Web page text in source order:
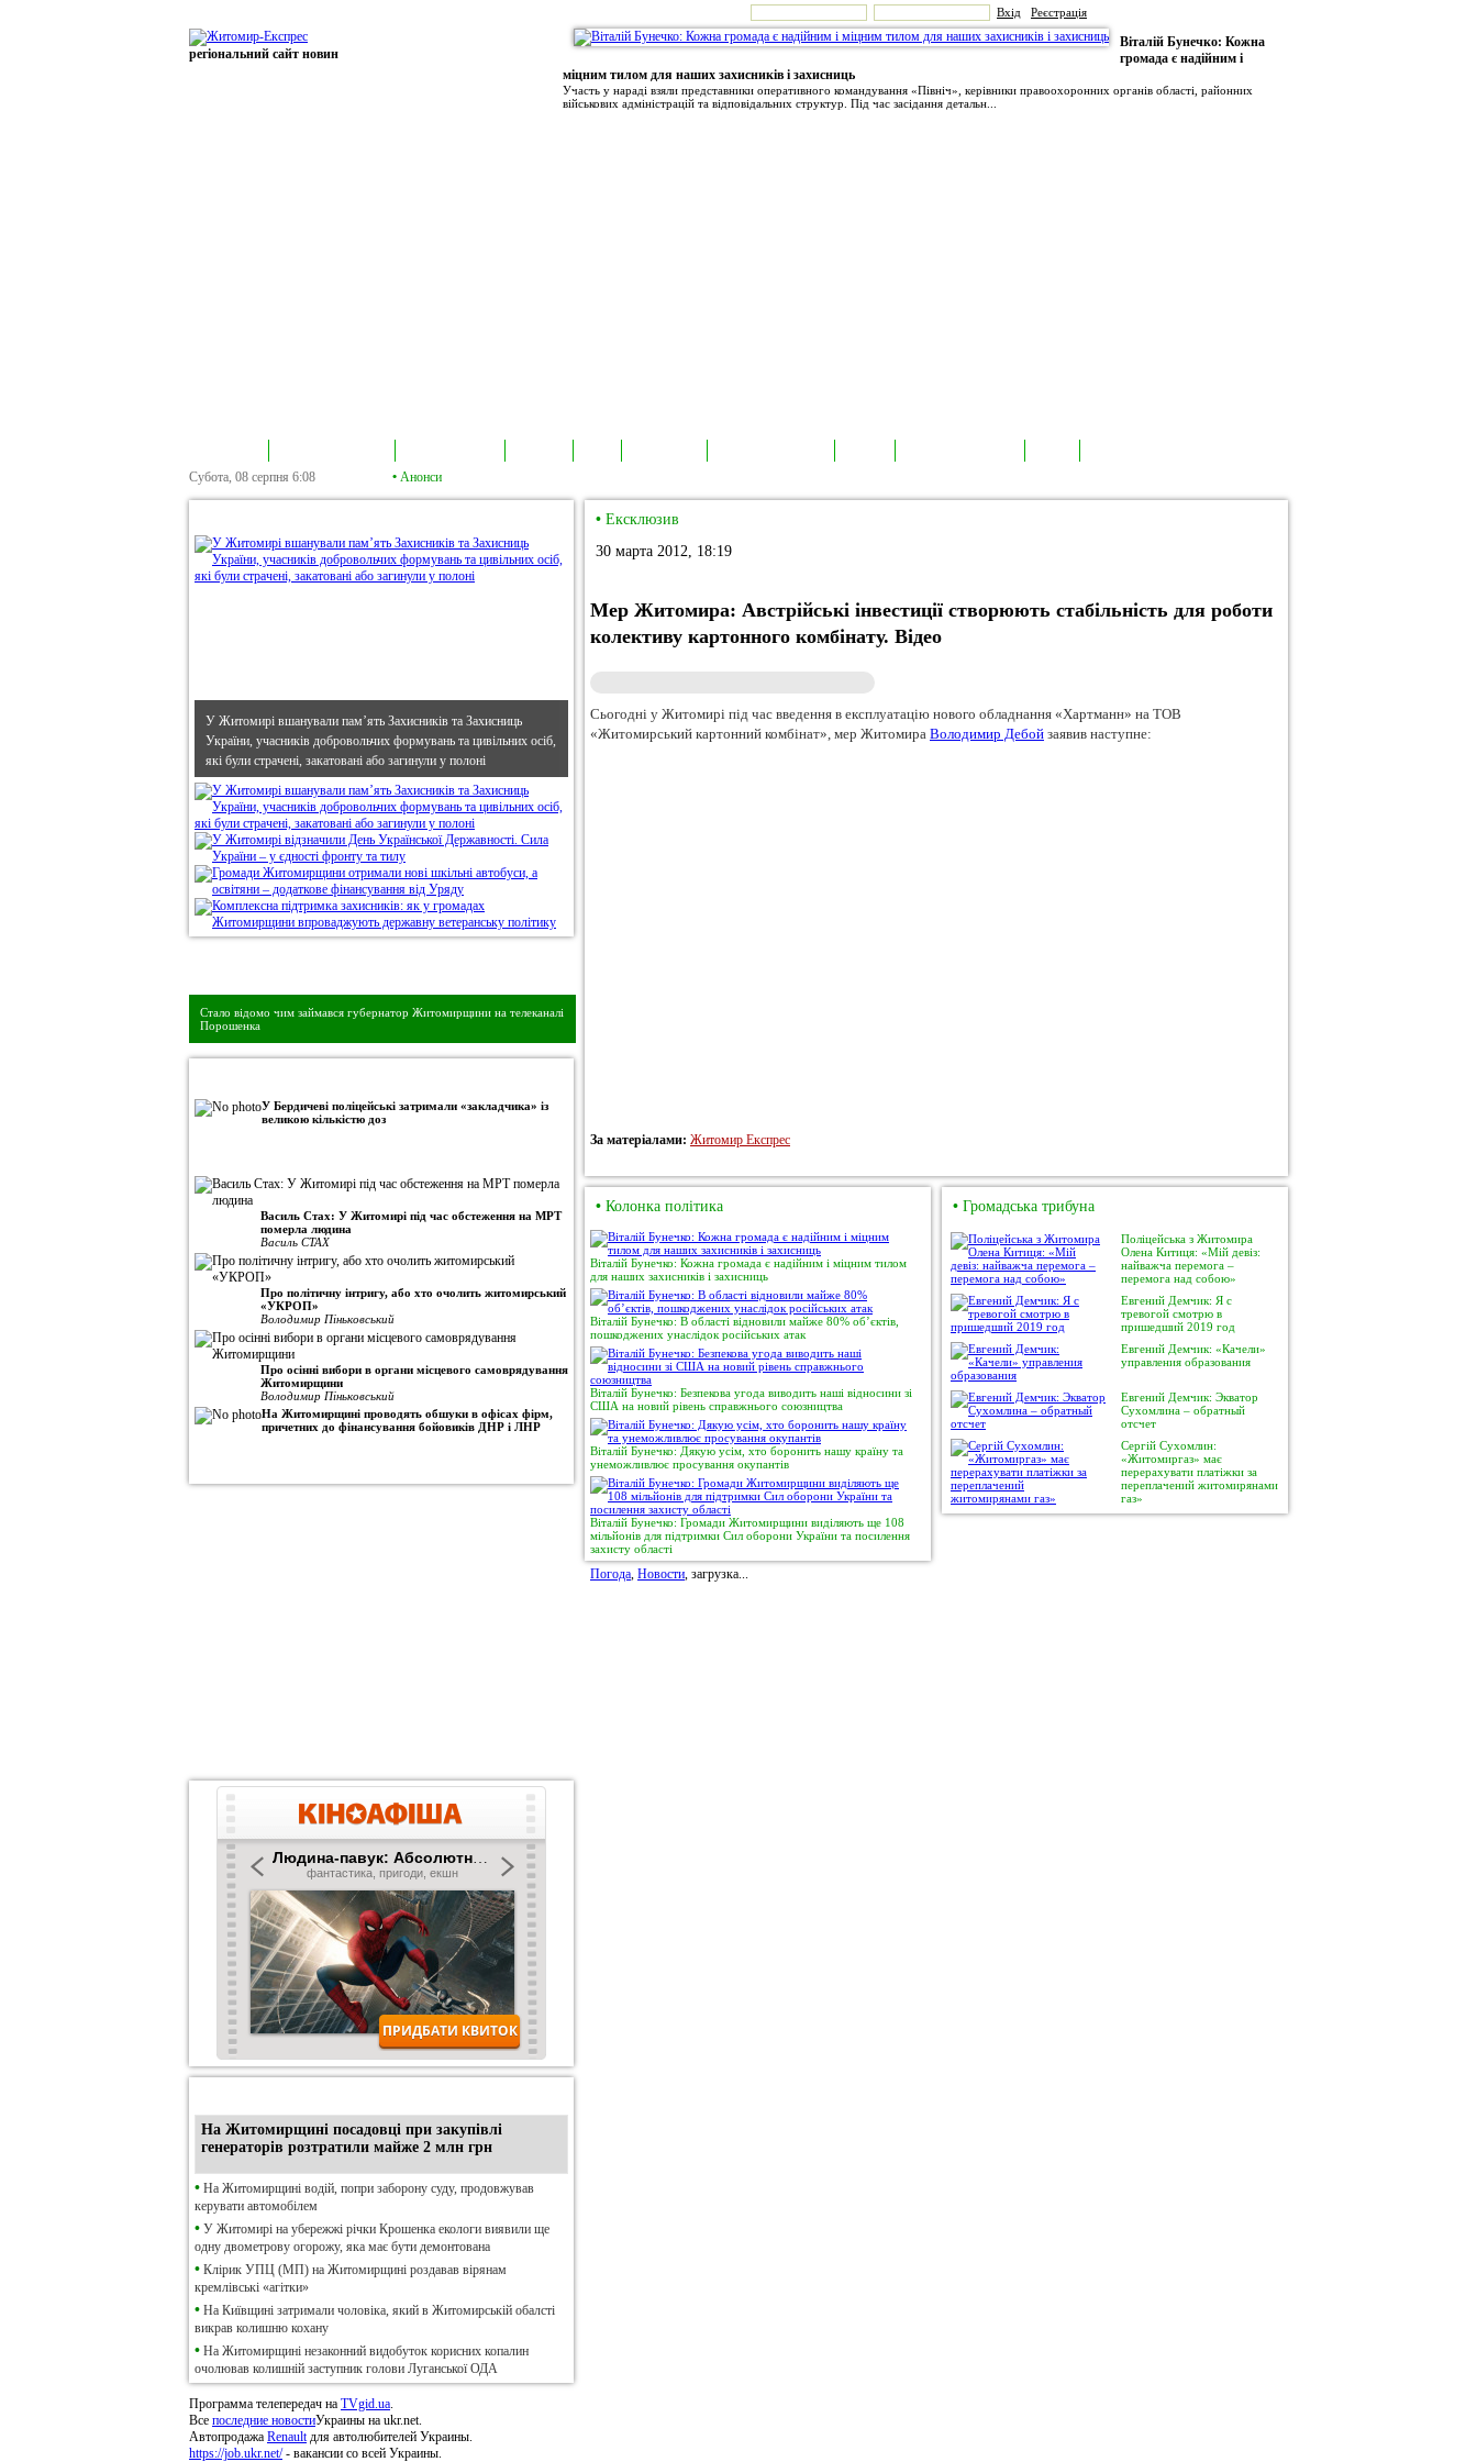
Вхід Реєстрація
регіональний сайт новин
Віталій Бунечко: Кожна
громада є надійним і
міцним тилом для наших захисників і захисниць
Участь у нараді взяли представники оперативного командування «Північ», керівники правоохоронних органів області, районних
військових адміністрацій та відповідальних структур. Під час засідання детальн...
Субота, 08 серпня 6:08 • Анонси
У Житомирі вшанували пам’ять Захисників та Захисниць
України, учасників добровольчих формувань та цивільних осіб,
які були страчені, закатовані або загинули у полоні
Стало відомо чим займався губернатор Житомирщини на телеканалі
Порошенка
У Бердичеві поліцейські затримали «закладчика» із
великою кількістю доз
Василь Стах: У Житомирі під час обстеження на МРТ
померла людина
Василь СТАХ
Про політичну інтригу, або хто очолить житомирський
«УКРОП»
Володимир Піньковський
Про осінні вибори в органи місцевого самоврядування
Житомирщини
Володимир Піньковський
На Житомирщині проводять обшуки в офісах фірм,
причетних до фінансування бойовиків ДНР і ЛНР
На Житомирщині посадовці при закупівлі
генераторів розтратили майже 2 млн грн
• На Житомирщині водій, попри заборону суду, продовжував
керувати автомобілем
• У Житомирі на убережжі річки Крошенка екологи виявили ще
одну двометрову огорожу, яка має бути демонтована
• Клірик УПЦ (МП) на Житомирщині роздавав вірянам
кремлівські «агітки»
• На Київщині затримали чоловіка, який в Житомирській обалсті
викрав колишню кохану
• На Житомирщині незаконний видобуток корисних копалин
очолював колишній заступник голови Луганської ОДА
Программа телепередач на TVgid.ua.
Все последние новостиУкраины на ukr.net.
Автопродажа Renaultдля автолюбителей Украины.
https://job.ukr.net/- вакансии со всей Украины.
• Ексклюзив
30 марта 2012, 18:19
Мер Житомира: Австрійські інвестиції створюють стабільність для роботи
колективу картонного комбінату. Відео
Сьогодні у Житомирі під час введення в експлуатацію нового обладнання «Хартманн» на ТОВ
«Житомирський картонний комбінат», мер Житомира Володимир Дебой заявив наступне:
За матеріалами: Житомир Експрес
• Колонка політика
Віталій Бунечко: Кожна громада є надійним і міцним тилом
для наших захисників і захисниць
Віталій Бунечко: В області відновили майже 80% об’єктів,
пошкоджених унаслідок російських атак
Віталій Бунечко: Безпекова угода виводить наші відносини зі
США на новий рівень справжнього союзництва
Віталій Бунечко: Дякую усім, хто боронить нашу країну та
унеможливлює просування окупантів
Віталій Бунечко: Громади Житомирщини виділяють ще 108
мільйонів для підтримки Сил оборони України та посилення
захисту області
• Громадська трибуна
Поліцейська з Житомира
Олена Китиця: «Мій девіз:
найважча перемога –
перемога над собою»
Евгений Демчик: Я с
тревогой смотрю в
пришедший 2019 год
Евгений Демчик: «Качели»
управления образования
Евгений Демчик: Экватор
Сухомлина – обратный
отсчет
Сергій Сухомлин:
«Житомиргаз» має
перерахувати платіжки за
переплачений житомирянами
газ»
Погода, Новости, загрузка...